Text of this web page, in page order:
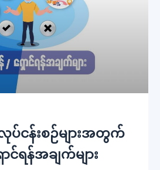
လုပ်ငန်းစဉ်များအတွက်
င်ရန်အချက်များ